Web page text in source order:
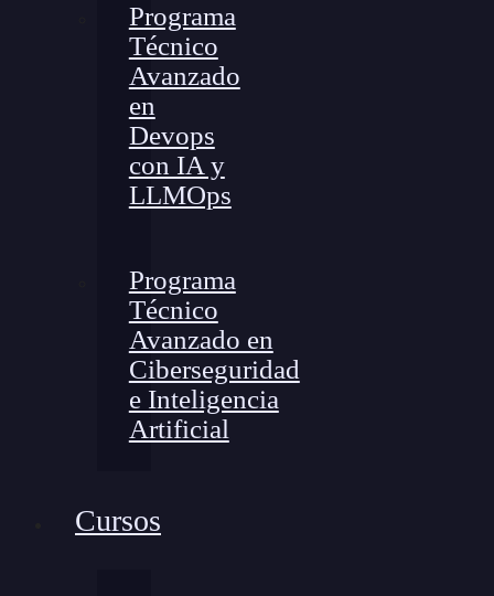
Programa
Técnico
Avanzado
en
Devops
con IA y
LLMOps
Programa
Técnico
Avanzado en
Ciberseguridad
e Inteligencia
Artificial
Cursos